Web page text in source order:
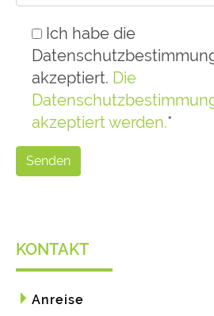
Ich habe die
akzeptiert. Die
akzeptiert werden.*
Senden
KONTAKT
Anreise